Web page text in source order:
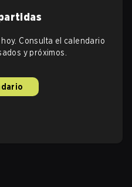
Consulta el calendario
y próximos.